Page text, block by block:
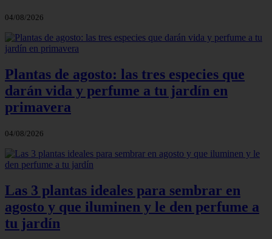
04/08/2026
Plantas de agosto: las tres especies que
darán vida y perfume a tu jardín en
primavera
04/08/2026
Las 3 plantas ideales para sembrar en
agosto y que iluminen y le den perfume a
tu jardín